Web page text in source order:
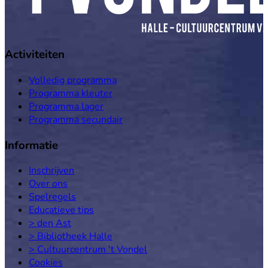
Activiteiten
Volledig programma
Programma kleuter
Programma lager
Programma secundair
Informatie
Inschrijven
Over ons
Spelregels
Educatieve tips
> den Ast
> Bibliotheek Halle
> Cultuurcentrum 't Vondel
Cookies